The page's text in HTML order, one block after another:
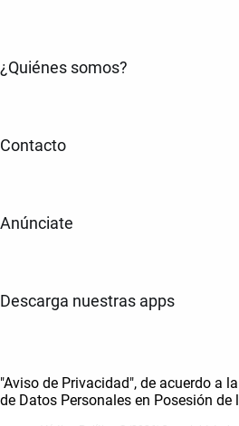
¿Quiénes somos?
Contacto
Anúnciate
Descarga nuestras apps
"Aviso de Privacidad", de acuerdo a
de Datos Personales en Posesión